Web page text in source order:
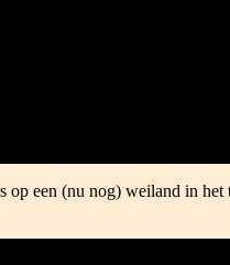
op een (nu nog) weiland in